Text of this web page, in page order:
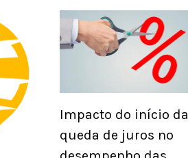
Impacto do início da
queda de juros no